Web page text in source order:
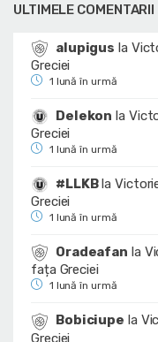
ULTIMELE COMENTARII
alupigus la
Greciei
1 lună în urmă
Delekon la
Greciei
1 lună în urmă
#LLKBla
Greciei
1 lună în urmă
Oradeafan la
fața Greciei
1 lună în urmă
Bobiciupe la
Greciei